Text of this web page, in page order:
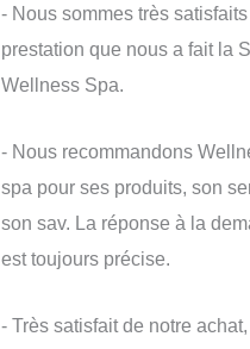
- Nous sommes très
prestation que nous a fait la
Wellness Spa.
- Nous recommandons
spa pour ses produits, son
son sav. La réponse à la
est toujours précise.
- Très satisfait de notre